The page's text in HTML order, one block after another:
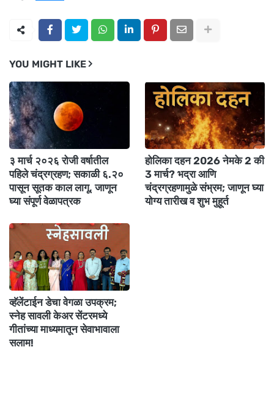
YOU MIGHT LIKE
३ मार्च २०२६ रोजी वर्षातील
पहिले चंद्रग्रहण; सकाळी ६.२०
पासून सूतक काल लागू, जाणून
घ्या संपूर्ण वेळापत्रक
होलिका दहन 2026 नेमके 2 की
3 मार्च? भद्रा आणि
चंद्रग्रहणामुळे संभ्रम; जाणून घ्या
योग्य तारीख व शुभ मुहूर्त
व्हॅलेंटाईन डेचा वेगळा उपक्रम;
स्नेह सावली केअर सेंटरमध्ये
गीतांच्या माध्यमातून सेवाभावाला
सलाम!